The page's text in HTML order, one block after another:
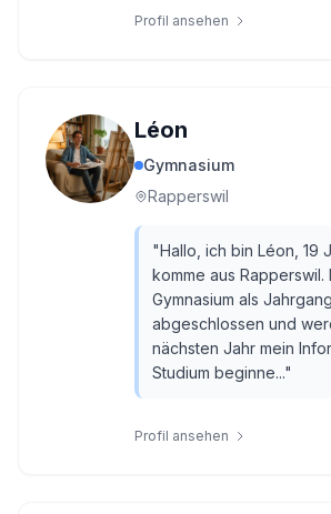
Profil ansehen
Léon
Gymnasium
Rapperswil
"Hallo, ich bin Léon, 19
komme aus Rapperswil.
Gymnasium als
abgeschlossen und
nächsten Jahr mein
Studium beginne..."
Profil ansehen